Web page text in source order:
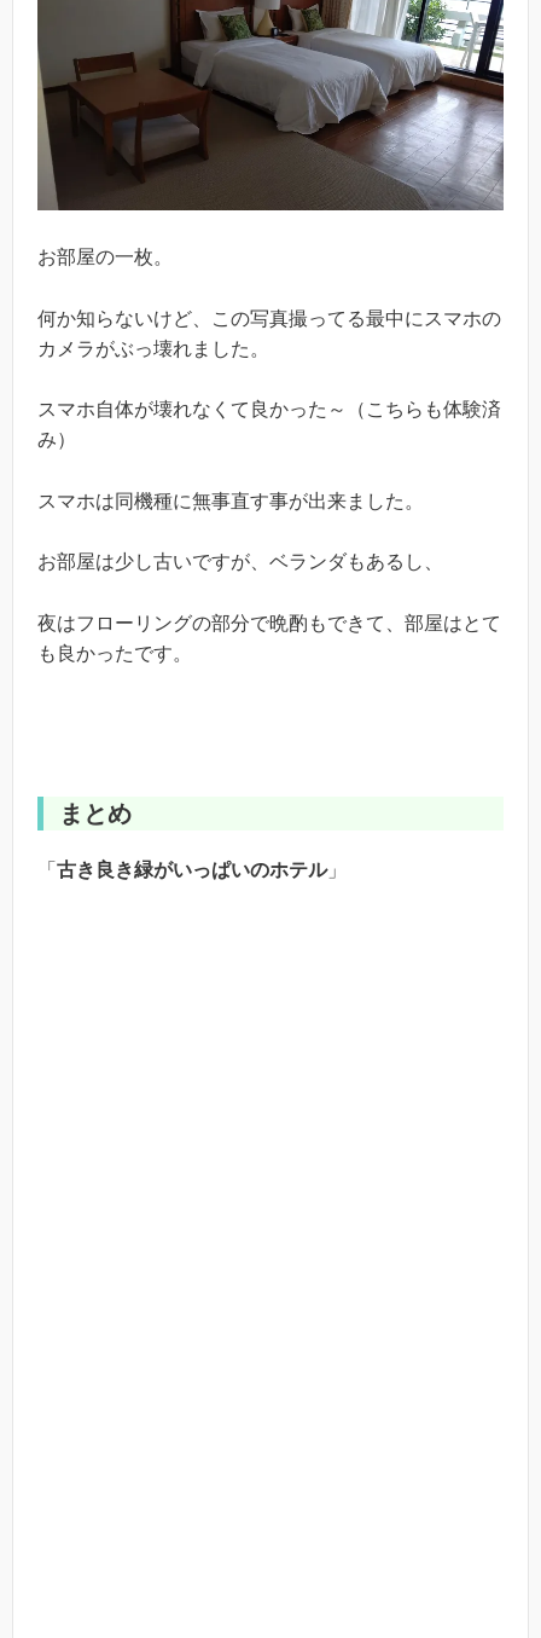
お部屋の一枚。
何か知らないけど、この写真撮ってる最中にスマホの
カメラがぶっ壊れました。
スマホ自体が壊れなくて良かった～（こちらも体験済
み）
スマホは同機種に無事直す事が出来ました。
お部屋は少し古いですが、ベランダもあるし、
夜はフローリングの部分で晩酌もできて、部屋はとて
も良かったです。
まとめ
「 古き良き緑がいっぱいのホテル」